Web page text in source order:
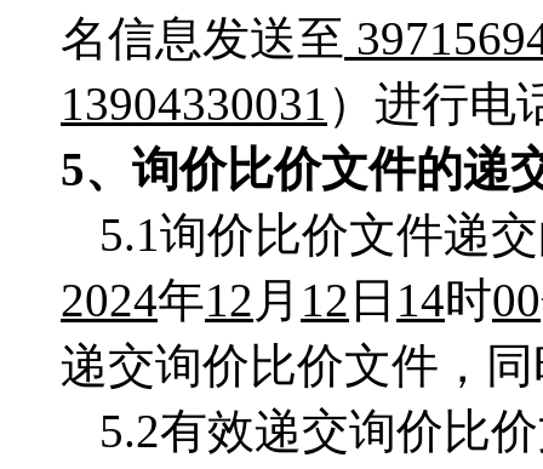
名信息发送至
13904330031 ）进行电
5、 询价比价文件的递
5.1询价比价文件递
2024年12 月 12 日 14时00
递交询价比价文件，
5.2有效递交询价比